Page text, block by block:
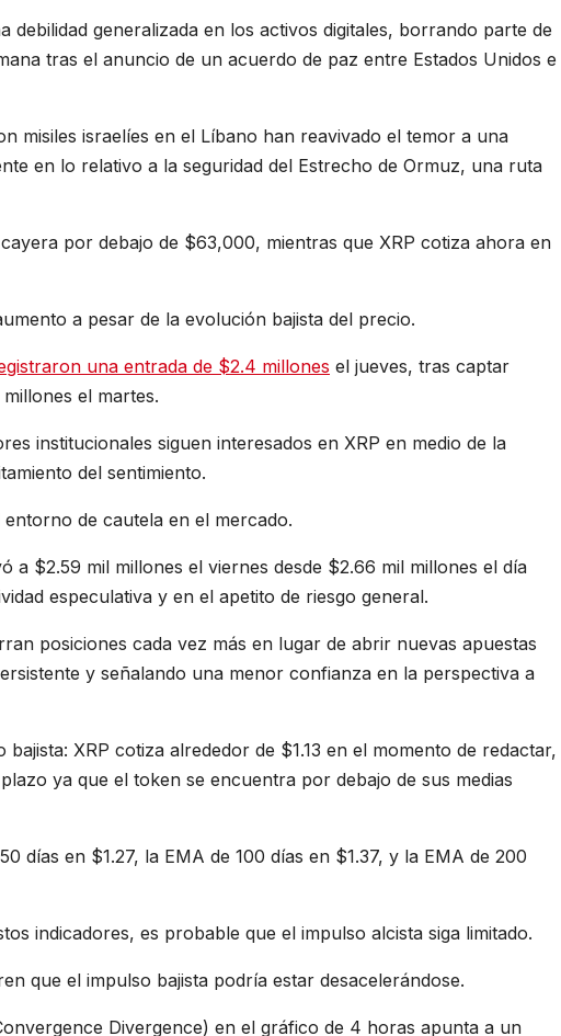
debilidad generalizada en los activos digitales, borrando parte de
tras el anuncio de un acuerdo de paz entre Estados Unidos e
misiles israelíes en el Líbano han reavivado el temor a una
en lo relativo a la seguridad del Estrecho de Ormuz, una ruta
por debajo de $63,000, mientras que XRP cotiza ahora en
a pesar de la evolución bajista del precio.
una entrada de $2.4 millones el jueves, tras captar
el martes.
institucionales siguen interesados en XRP en medio de la
del sentimiento.
de cautela en el mercado.
a $2.59 mil millones el viernes desde $2.66 mil millones el día
especulativa y en el apetito de riesgo general.
posiciones cada vez más en lugar de abrir nuevas apuestas
y señalando una menor confianza en la perspectiva a
XRP cotiza alrededor de $1.13 en el momento de redactar,
ya que el token se encuentra por debajo de sus medias
días en $1.27, la EMA de 100 días en $1.37, y la EMA de 200
indicadores, es probable que el impulso alcista siga limitado.
que el impulso bajista podría estar desacelerándose.
Divergence) en el gráfico de 4 horas apunta a un